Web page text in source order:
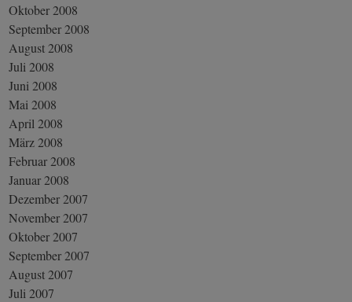
Oktober 2008
September 2008
August 2008
Juli 2008
Juni 2008
Mai 2008
April 2008
März 2008
Februar 2008
Januar 2008
Dezember 2007
November 2007
Oktober 2007
September 2007
August 2007
Juli 2007